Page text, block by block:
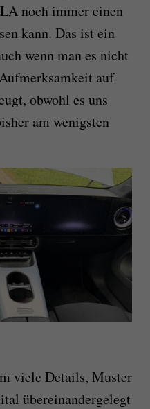
noch immer einen
kann. Das ist ein
wenn man es nicht
auf
obwohl es uns
am wenigsten
viele Details, Muster
übereinandergelegt